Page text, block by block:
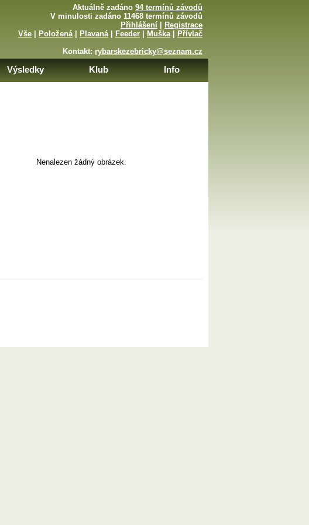
Aktuálně zadáno 94 termínů závodů
V minulosti zadáno 11468 termínů závodů
Přihlášení
Registrace
Vše
Položená| Plavaná| Feeder Muška|
Přívlač
Kontakt: rybarskezebricky@seznam.cz
Výsledky Klub Info
Nenalezen žádný obrázek.